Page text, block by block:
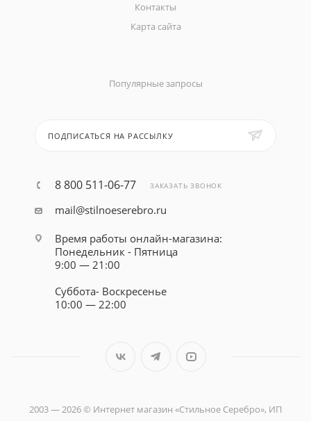
Контакты
Карта сайта
Популярные запросы
ПОДПИСАТЬСЯ НА РАССЫЛКУ
8 800 511-06-77 ЗАКАЗАТЬ ЗВОНОК
mail@stilnoeserebro.ru
Время работы онлайн-магазина:
Понедельник - Пятница
9:00 — 21:00
Суббота- Воскресенье
10:00 — 22:00
2003 — 2026 © Интернет магазин «Стильное Серебро», ИП